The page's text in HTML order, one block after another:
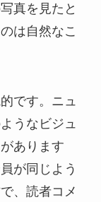
真を見たと
は自然なこ
です。ニュ
うなビジュ
あります
が同じよう
、読者コメ